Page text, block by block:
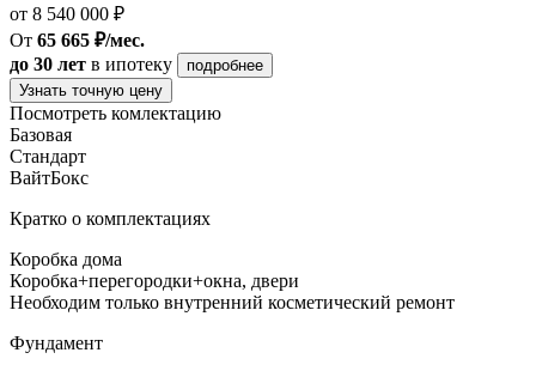
от 8 540 000 ₽
От 65 665 ₽/мес.
до 30 лет в ипотеку
подробнее
Узнать точную цену
Посмотреть комлектацию
Базовая
Стандарт
ВайтБокс
Кратко о комплектациях
Коробка дома
Коробка+перегородки+окна, двери
Необходим только внутренний косметический ремонт
Фундамент